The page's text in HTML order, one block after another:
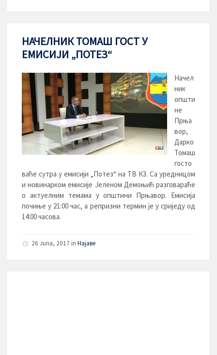
НАЧЕЛНИК ТОМАШ ГОСТ У
ЕМИСИЈИ „ПОТЕЗ“
Начел
ник
општи
не
Прња
вор,
Дарко
Томаш
госто
ваће сутра у емисији „Потез“ на ТВ К3. Са уредницом
и новинарком емисије Јеленом Демоњић разговараће
о актуелним темама у општини Прњавор. Емисија
почиње у 21:00 час, а репризни термин је у сриједу од
14:00 часова.
26 Juna, 2017 in Најаве